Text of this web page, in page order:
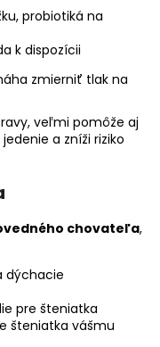
probiotiká na
k dispozícii
zmierniť tlak na
veľmi pomôže aj
a zníži riziko
chovateľa,
dýchacie
pre šteniatka
šteniatka vášmu